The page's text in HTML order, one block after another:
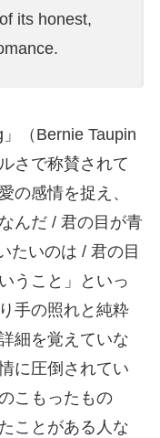
its honest,
（Bernie Taupin
さで称賛されて
の感情を捉え、
んだ / 君の目が青
たいのは / 君の目
うこと」といっ
手の照れと純粋
細を覚えていな
に圧倒されてい
こもったもの
ことがある人な